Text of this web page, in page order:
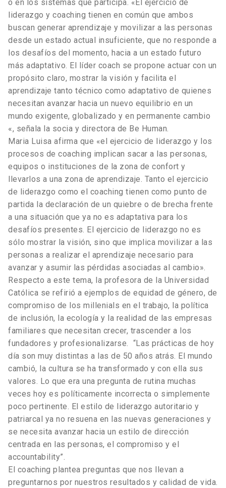
o en los sistemas que participa. «El ejercicio de
liderazgo y coaching tienen en común que ambos
buscan generar aprendizaje y movilizar a las personas
desde un estado actual insuficiente, que no responde a
los desafíos del momento, hacia a un estado futuro
más adaptativo. El líder coach se propone actuar con un
propósito claro, mostrar la visión y facilita el
aprendizaje tanto técnico como adaptativo de quienes
necesitan avanzar hacia un nuevo equilibrio en un
mundo exigente, globalizado y en permanente cambio
«, señala la socia y directora de Be Human.
Maria Luisa afirma que «el ejercicio de liderazgo y los
procesos de coaching implican sacar a las personas,
equipos o instituciones de la zona de confort y
llevarlos a una zona de aprendizaje. Tanto el ejercicio
de liderazgo como el coaching tienen como punto de
partida la declaración de un quiebre o de brecha frente
a una situación que ya no es adaptativa para los
desafíos presentes. El ejercicio de liderazgo no es
sólo mostrar la visión, sino que implica movilizar a las
personas a realizar el aprendizaje necesario para
avanzar y asumir las pérdidas asociadas al cambio».
Respecto a este tema, la profesora de la Universidad
Católica se refirió a ejemplos de equidad de género, de
compromiso de los millenials en el trabajo, la política
de inclusión, la ecología y la realidad de las empresas
familiares que necesitan crecer, trascender a los
fundadores y profesionalizarse. “Las prácticas de hoy
día son muy distintas a las de 50 años atrás. El mundo
cambió, la cultura se ha transformado y con ella sus
valores. Lo que era una pregunta de rutina muchas
veces hoy es políticamente incorrecta o simplemente
poco pertinente. El estilo de liderazgo autoritario y
patriarcal ya no resuena en las nuevas generaciones y
se necesita avanzar hacia un estilo de dirección
centrada en las personas, el compromiso y el
accountability”.
El coaching plantea preguntas que nos llevan a
preguntarnos por nuestros resultados y calidad de vida.